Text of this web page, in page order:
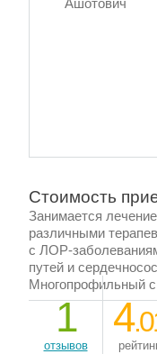
Стоимость
Занимается
различными
с ЛОР-
путей и
Многопрофильный
1
отзывов
4